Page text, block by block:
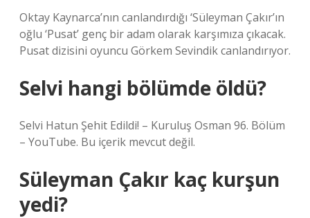
Oktay Kaynarca’nın canlandırdığı ‘Süleyman Çakır’ın
oğlu ‘Pusat’ genç bir adam olarak karşımıza çıkacak.
Pusat dizisini oyuncu Görkem Sevindik canlandırıyor.
Selvi hangi bölümde öldü?
Selvi Hatun Şehit Edildi! – Kuruluş Osman 96. Bölüm
– YouTube. Bu içerik mevcut değil.
Süleyman Çakır kaç kurşun
yedi?